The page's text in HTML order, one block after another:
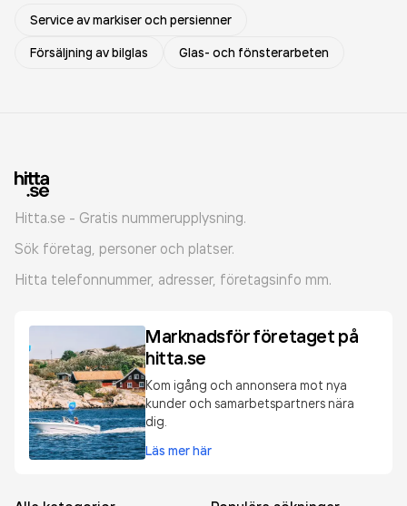
Service av markiser och persienner
Försäljning av bilglas
Glas- och fönsterarbeten
Hitta.se - Gratis nummerupplysning.
Sök företag, personer och platser.
Hitta telefonnummer, adresser, företagsinfo mm.
Marknadsför företaget på
hitta.se
Kom igång och annonsera mot nya
kunder och samarbetspartners nära
dig.
Läs mer här